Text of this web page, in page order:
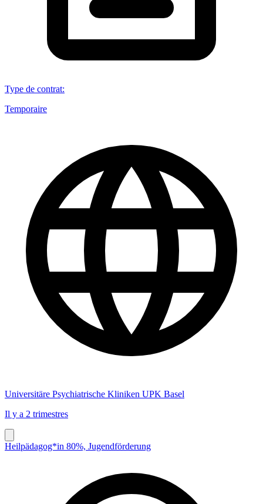
Type de contrat:
Temporaire
Universitäre Psychiatrische Kliniken UPK Basel
Il y a 2 trimestres
Heilpädagog*in 80%, Jugendförderung